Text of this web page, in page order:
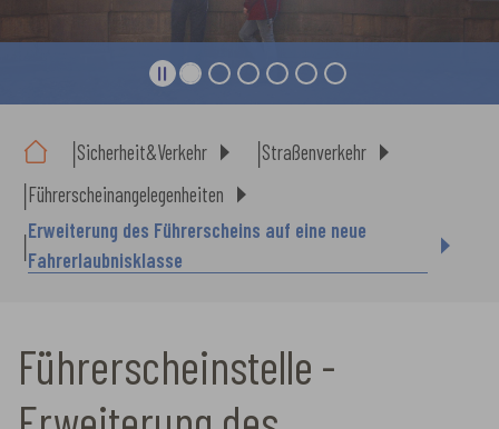
Sicherheit&Verkehr
Straßenverkehr
Führerscheinangelegenheiten
Erweiterung des Führerscheins auf eine neue
Fahrerlaubnisklasse
Führerscheinstelle -